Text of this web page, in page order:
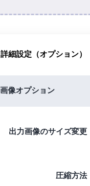
詳細設定（オプション）
画像オプション
出力画像のサイズ変更
圧縮方法